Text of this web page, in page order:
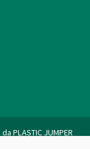
da PLASTIC JUMPER